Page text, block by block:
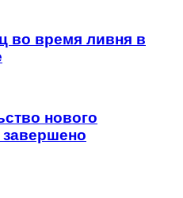
во время ливня в
нового
завершено